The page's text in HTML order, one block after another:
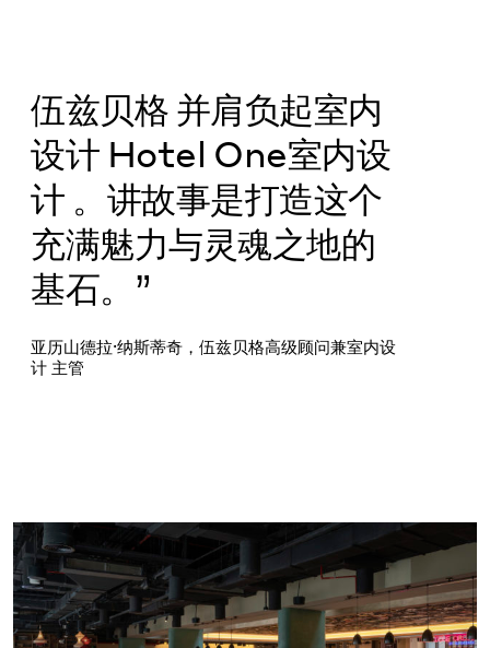
伍兹贝格 并肩负起室内
设计 Hotel One室内设
计 。讲故事是打造这个
充满魅力与灵魂之地的
基石。”
亚历山德拉·纳斯蒂奇，伍兹贝格高级顾问兼室内设
计 主管